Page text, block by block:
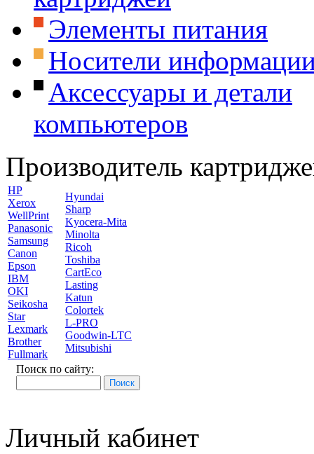
Элементы питания
Носители
Аксессуары и детали
компьютеров
Производитель
HP
Xerox
WellPrint
Panasonic
Samsung
Canon
Epson
IBM
OKI
Seikosha
Star
Lexmark
Brother
Fullmark
Hyundai
Sharp
Kyocera-Mita
Minolta
Ricoh
Toshiba
CartEco
Lasting
Katun
Colortek
L-PRO
Goodwin-LTC
Mitsubishi
Поиск по сайту:
Личный кабинет